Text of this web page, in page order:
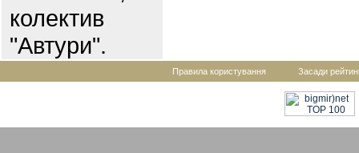
колектив
"Автури".
Правила користування Засади